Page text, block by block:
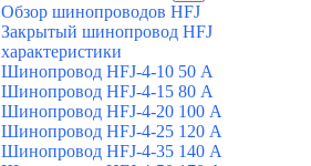
Обзор шинопроводов HFJ
Закрытый шинопровод HFJ
характеристики
Шинопровод HFJ-4-10 50 А
Шинопровод HFJ-4-15 80 А
Шинопровод HFJ-4-20 100 А
Шинопровод HFJ-4-25 120 А
Шинопровод HFJ-4-35 140 А